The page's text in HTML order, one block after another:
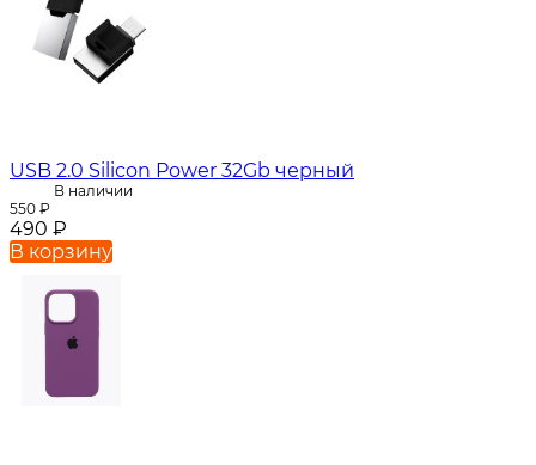
USB 2.0 Silicon Power 32Gb черный
В наличии
550 ₽
490 ₽
В корзину